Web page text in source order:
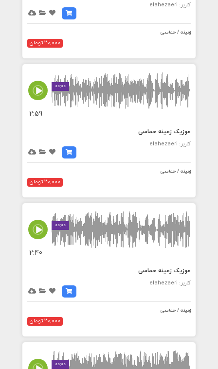
کاربر: elahezaeri
زمینه / حماسی
20,000 تومان
00:00
2:59
موزیک زمینه حماسی
کاربر: elahezaeri
زمینه / حماسی
20,000 تومان
00:00
2:40
موزیک زمینه حماسی
کاربر: elahezaeri
زمینه / حماسی
20,000 تومان
00:00